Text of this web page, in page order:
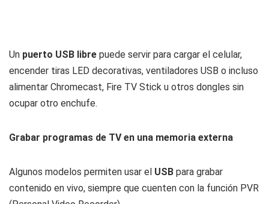
Un puerto USB libre puede servir para cargar el celular,
encender tiras LED decorativas, ventiladores USB o incluso
alimentar Chromecast, Fire TV Stick u otros dongles sin
ocupar otro enchufe.
Grabar programas de TV en una memoria externa
Algunos modelos permiten usar el USB para grabar
contenido en vivo, siempre que cuenten con la función PVR